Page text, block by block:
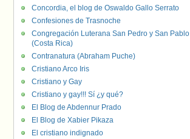
Concordia, el blog de Oswaldo Gallo Serrato
Confesiones de Trasnoche
Congregación Luterana San Pedro y San Pablo
(Costa Rica)
Contranatura (Abraham Puche)
Cristiano Arco Iris
Cristiano y Gay
Cristiano y gay!!! Sí ¿y qué?
El Blog de Abdennur Prado
El Blog de Xabier Pikaza
El cristiano indignado